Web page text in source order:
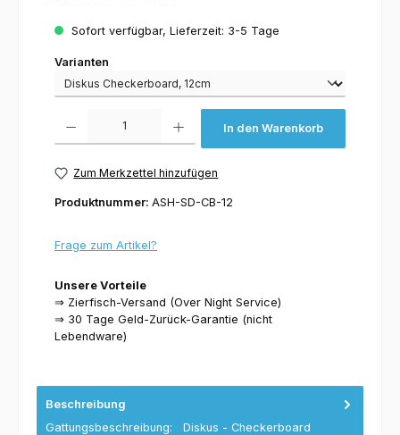
Sofort verfügbar, Lieferzeit: 3-5 Tage
Varianten
Varianten
In den Warenkorb
Zum Merkzettel hinzufügen
Produktnummer: ASH-SD-CB-12
Frage zum Artikel?
Unsere Vorteile
⇒ Zierfisch-Versand (Over Night Service)
⇒ 30 Tage Geld-Zurück-Garantie (nicht
Lebendware)
Beschreibung
Gattungsbeschreibung: Diskus - Checkerboard